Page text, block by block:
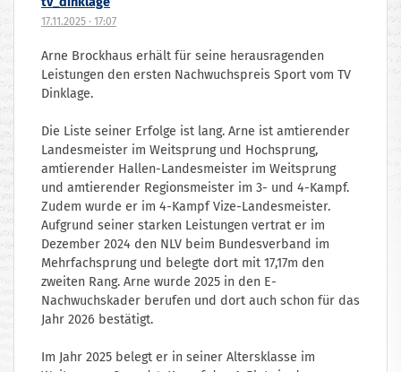
17.11.2025 · 17:07
Arne Brockhaus erhält für seine herausragenden
Leistungen den ersten Nachwuchspreis Sport vom TV
Dinklage.
Die Liste seiner Erfolge ist lang. Arne ist amtierender
Landesmeister im Weitsprung und Hochsprung,
amtierender Hallen-Landesmeister im Weitsprung
und amtierender Regionsmeister im 3- und 4-Kampf.
Zudem wurde er im 4-Kampf Vize-Landesmeister.
Aufgrund seiner starken Leistungen vertrat er im
Dezember 2024 den NLV beim Bundesverband im
Mehrfachsprung und belegte dort mit 17,17m den
zweiten Rang. Arne wurde 2025 in den E-
Nachwuchskader berufen und dort auch schon für das
Jahr 2026 bestätigt.
Im Jahr 2025 belegt er in seiner Altersklasse im